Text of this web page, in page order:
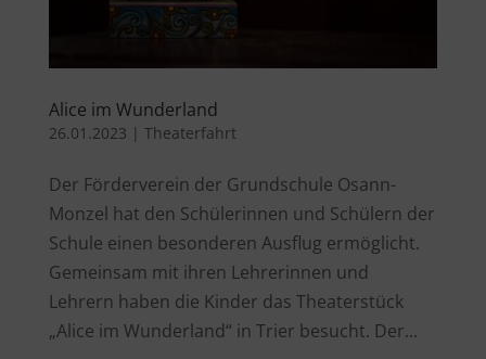
Alice im Wunderland
26.01.2023 | Theaterfahrt
Der Förderverein der Grundschule Osann-
Monzel hat den Schülerinnen und Schülern der
Schule einen besonderen Ausflug ermöglicht.
Gemeinsam mit ihren Lehrerinnen und
Lehrern haben die Kinder das Theaterstück
„Alice im Wunderland“ in Trier besucht. Der...